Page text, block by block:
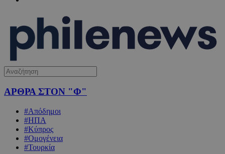
ΑΡΘΡΑ ΣΤΟΝ "Φ"
#Απόδημοι
#ΗΠΑ
#Κύπρος
#Ομογένεια
#Τουρκία